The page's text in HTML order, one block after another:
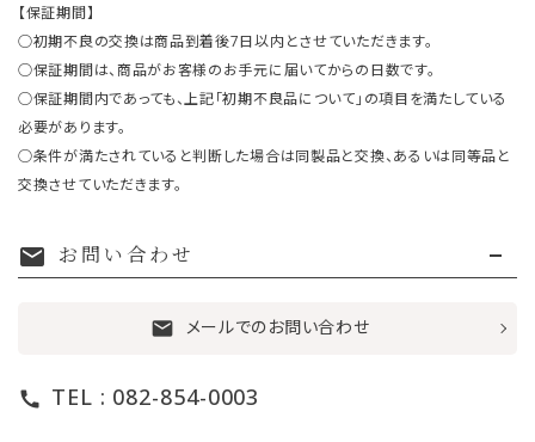
【保証期間】
○初期不良の交換は商品到着後7日以内とさせていただきます。
○保証期間は、商品がお客様のお手元に届いてからの日数です。
○保証期間内であっても、上記「初期不良品について」の項目を満たしている
必要があります。
○条件が満たされていると判断した場合は同製品と交換、あるいは同等品と
交換させていただきます。
mail お問い合わせ
mail メールでのお問い合わせ
call TEL : 082-854-0003